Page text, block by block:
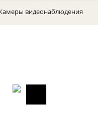
видеонаблюдения